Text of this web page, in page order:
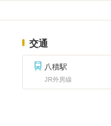
交通
八積駅
JR外房線